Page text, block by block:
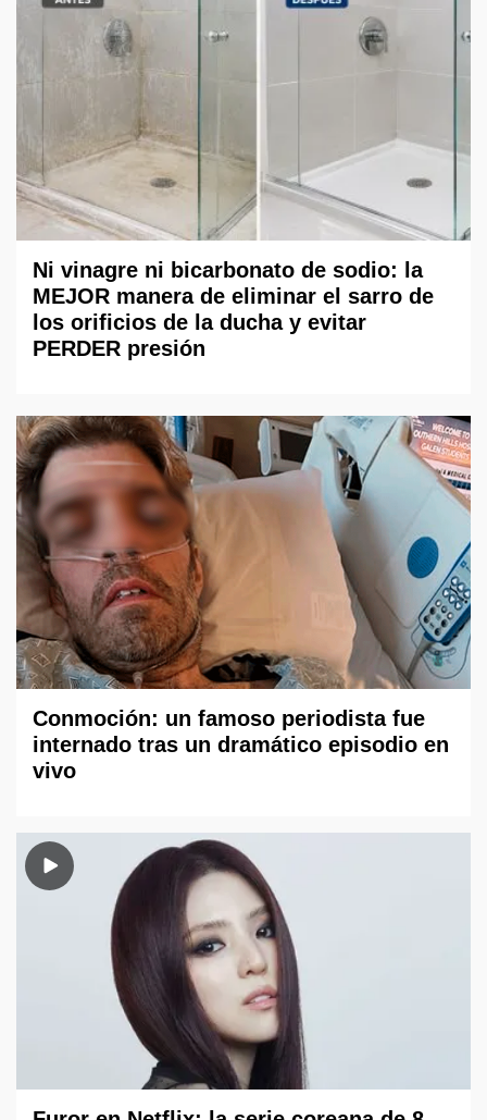
Ni vinagre ni bicarbonato de sodio: la
MEJOR manera de eliminar el sarro de
los orificios de la ducha y evitar
PERDER presión
Conmoción: un famoso periodista fue
internado tras un dramático episodio en
vivo